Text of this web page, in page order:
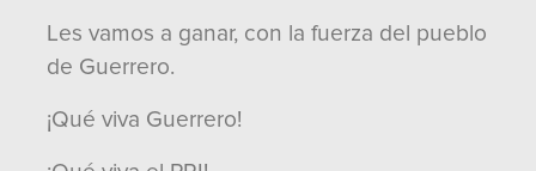
Les vamos a ganar, con la fuerza del pueblo
de Guerrero.
¡Qué viva Guerrero!